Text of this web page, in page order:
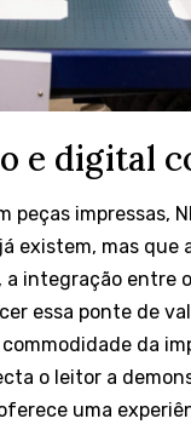
e digital
peças impressas,
existem, mas que
integração entre
essa ponte de
da
o leitor a
uma